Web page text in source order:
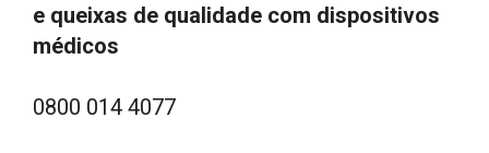
e queixas de qualidade com dispositivos
médicos
0800 014 4077